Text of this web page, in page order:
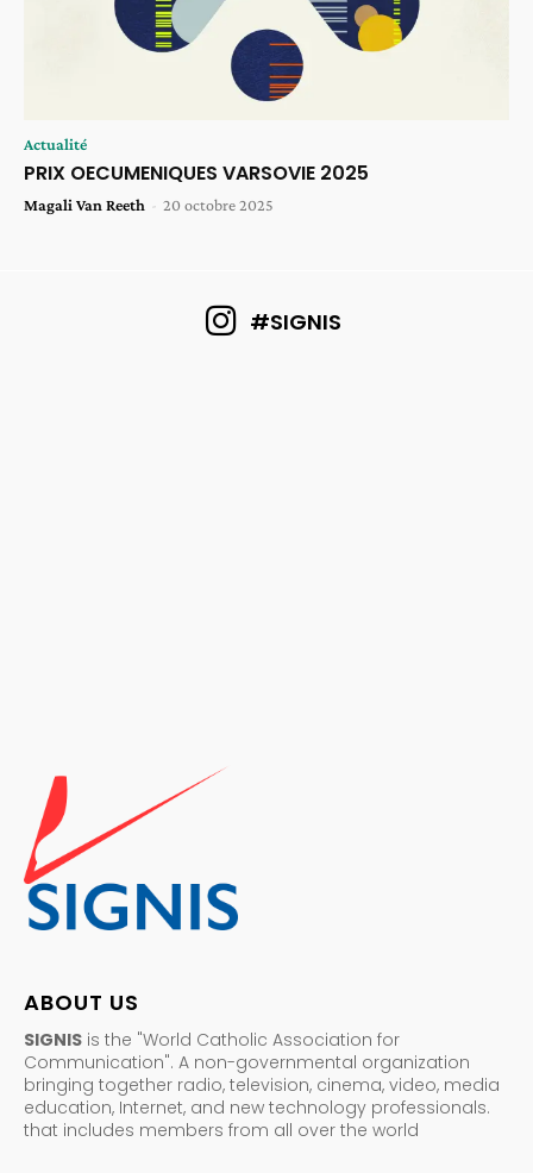
Actualité
PRIX OECUMENIQUES VARSOVIE 2025
Magali Van Reeth - 20 octobre 2025
#SIGNIS
ABOUT US
SIGNIS is the "World Catholic Association for
Communication". A non-governmental organization
bringing together radio, television, cinema, video, media
education, Internet, and new technology professionals.
that includes members from all over the world